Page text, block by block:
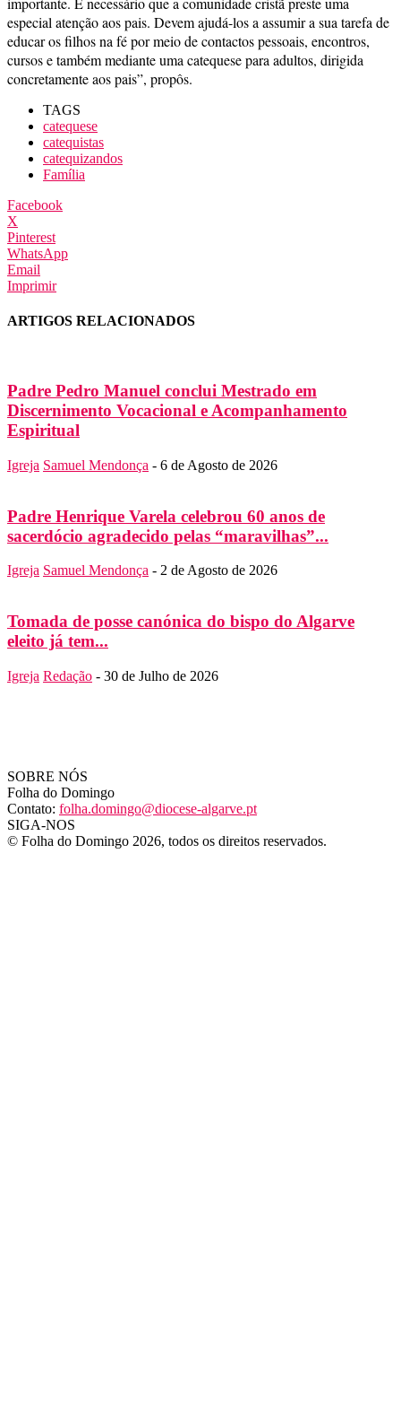
especial atenção aos pais. Devem ajudá-los a assumir a sua tarefa de
educar os filhos na fé por meio de contactos pessoais, encontros,
cursos e também mediante uma catequese para adultos, dirigida
concretamente aos pais”, propôs.
TAGS
catequese
catequistas
catequizandos
Família
Facebook
X
Pinterest
WhatsApp
Email
Imprimir
ARTIGOS RELACIONADOS
Padre Pedro Manuel conclui Mestrado em
Discernimento Vocacional e Acompanhamento
Espiritual
Igreja Samuel Mendonça - 6 de Agosto de 2026
Padre Henrique Varela celebrou 60 anos de
sacerdócio agradecido pelas “maravilhas”...
Igreja Samuel Mendonça - 2 de Agosto de 2026
Tomada de posse canónica do bispo do Algarve
eleito já tem...
Igreja Redação - 30 de Julho de 2026
SOBRE NÓS
Folha do Domingo
Contato: folha.domingo@diocese-algarve.pt
SIGA-NOS
© Folha do Domingo 2026, todos os direitos reservados.